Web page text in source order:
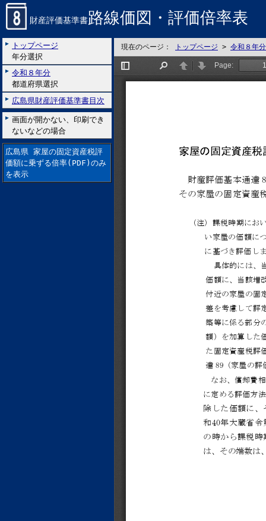
財産評価基準書路線価図・評価倍率表
トップページ
年分選択
令和８年分
都道府県選択
広島県財産評価基準書目次
画面が開かない、印刷でき
ないなどの場合
広島県 家屋の固定資産税評
価額に乗ずる倍率(PDF)のみ
を表示
現在のページ： トップページ > 令和８年分